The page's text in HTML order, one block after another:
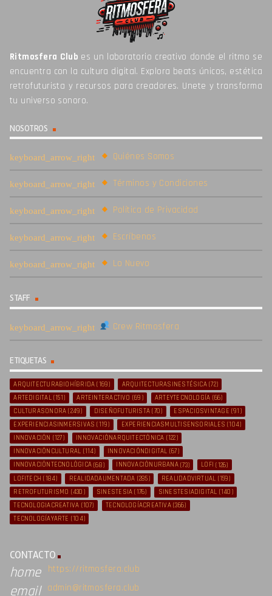
Ritmosfera Club es un laboratorio creativo donde el ritmo se
encuentra con la cultura digital. Explora beats únicos, estética
retrofuturista y recursos para creadores. Unete y transforma
tu universo sonoro.
NOSOTROS
Quiénes Somos
Términos y Condiciones
Política de Privacidad
Escríbenos
Lo Nuevo
STAFF
Crew Ritmosfera
ETIQUETAS
ARQUITECTURABIOHÍBRIDA (169) ARQUITECTURASINESTÉSICA(72)
ARTEDIGITAL(151) ARTEINTERACTIVO (69) ARTEYTECNOLOGÍA (66)
CULTURASONORA (249) DISEÑOFUTURISTA (70) ESPACIOSVINTAGE (91)
EXPERIENCIASINMERSIVAS (119) EXPERIENCIASMULTISENSORIALES (104)
INNOVACIÓN (127) INNOVACIÓNARQUITECTÓNICA (122)
INNOVACIÓNCULTURAL (114) INNOVACIÓNDIGITAL (67)
INNOVACIÓNTECNOLÓGICA (68) INNOVACIÓNURBANA(73) LOFI (126)
LOFITECH (184) REALIDADAUMENTADA (285) REALIDADVIRTUAL (159)
RETROFUTURISMO (430) SINESTESIA (176) SINESTESIADIGITAL (140)
TECNOLOGIACREATIVA (107) TECNOLOGÍACREATIVA(366)
TECNOLOGÍAYARTE (104)
CONTACTO
home https://ritmosfera.club
email admin@ritmosfera.club